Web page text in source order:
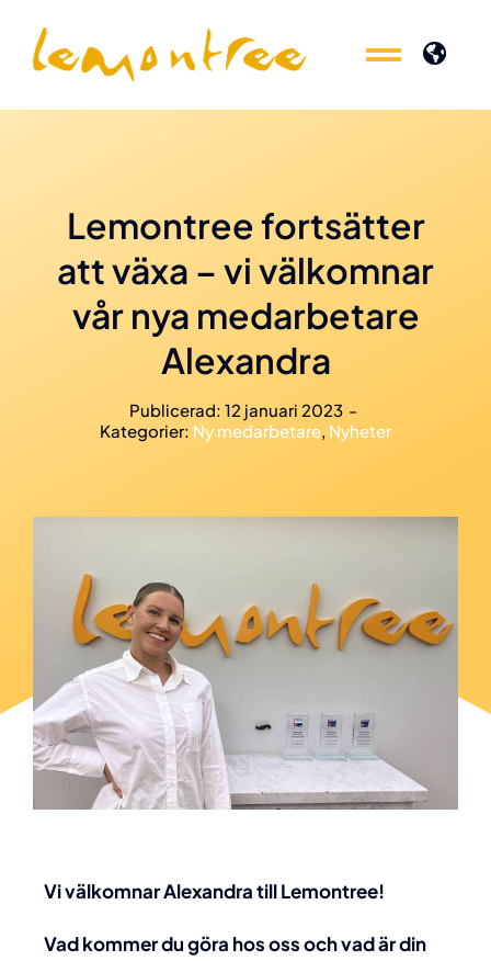
innehållet
Toggle
Kunskap
Toggle
Kunskap
Lemontree fortsätter
att växa – vi välkomnar
vår nya medarbetare
Alexandra
Publicerad: 12 januari 2023 -
Kategorier: Ny medarbetare, Nyheter
Vi välkomnar Alexandra till Lemontree!
Vad kommer du göra hos oss och vad är din